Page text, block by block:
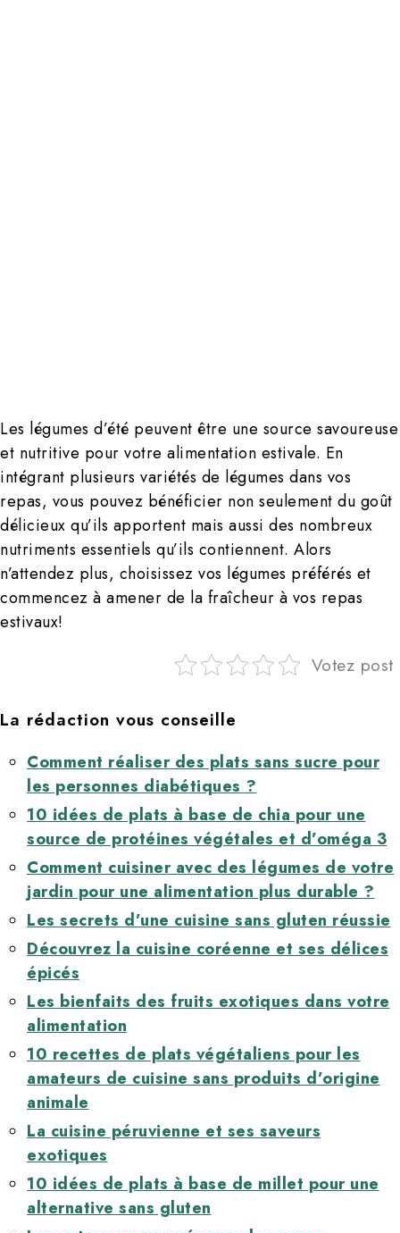
Les légumes d’été peuvent être une source savoureuse
et nutritive pour votre alimentation estivale. En
intégrant plusieurs variétés de légumes dans vos
repas, vous pouvez bénéficier non seulement du goût
délicieux qu’ils apportent mais aussi des nombreux
nutriments essentiels qu’ils contiennent. Alors
n’attendez plus, choisissez vos légumes préférés et
commencez à amener de la fraîcheur à vos repas
estivaux!
Votez post
La rédaction vous conseille
Comment réaliser des plats sans sucre pour
les personnes diabétiques ?
10 idées de plats à base de chia pour une
source de protéines végétales et d’oméga 3
Comment cuisiner avec des légumes de votre
jardin pour une alimentation plus durable ?
Les secrets d’une cuisine sans gluten réussie
Découvrez la cuisine coréenne et ses délices
épicés
Les bienfaits des fruits exotiques dans votre
alimentation
10 recettes de plats végétaliens pour les
amateurs de cuisine sans produits d’origine
animale
La cuisine péruvienne et ses saveurs
exotiques
10 idées de plats à base de millet pour une
alternative sans gluten